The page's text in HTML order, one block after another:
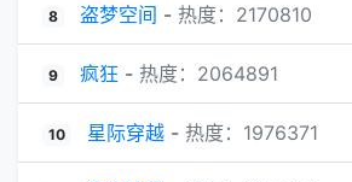
8 盗梦空间 - 热度：2170810
9 疯狂 - 热度：2064891
10 星际穿越- 热度：1976371